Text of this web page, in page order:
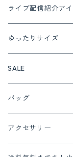
チュニック
ベスト
パンツ
セットアップ対応
セットアップ
cafune set 1
cafune set 2
フォーマルにおすす
サロペット
インナー
Lalliamu
c.c.cross
SUGARROSE
ROSIEE
QTUME
サンダル
ブーツ
スニーカー
ライブ配信紹介ア
ゆったりサイズ
SALE
バッグ
アクセサリー